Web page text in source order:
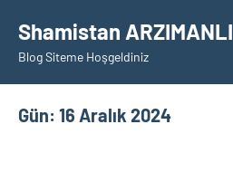
geçShamistan ARZIMANLI
Blog Siteme Hoşgeldiniz
Gün: 16 Aralık 2024